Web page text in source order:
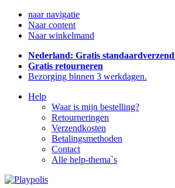
naar navigatie
Naar content
Naar winkelmand
Nederland: Gratis
Gratis retourneren
Bezorging binnen 3 werkdagen.
Help
Waar is mijn bestelling?
Retourneringen
Verzendkosten
Betalingsmethoden
Contact
Alle help-thema`s